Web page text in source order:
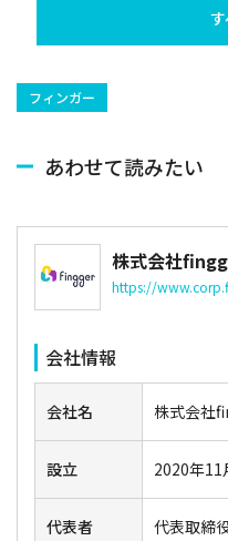
フィンガー
あわせて読みたい
株式会社
https://
会社情報
会社名 株式会社
設立 2020年11
代表者 代表取締